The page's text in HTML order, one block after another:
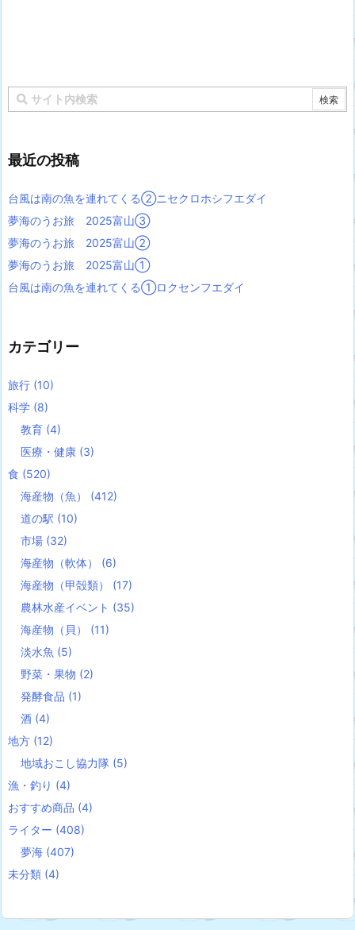
最近の投稿
台風は南の魚を連れてくる②ニセクロホシフエダイ
夢海のうお旅 2025富山③
夢海のうお旅 2025富山②
夢海のうお旅 2025富山①
台風は南の魚を連れてくる①ロクセンフエダイ
カテゴリー
旅行 (10)
科学 (8)
教育 (4)
医療・健康 (3)
食 (520)
海産物（魚） (412)
道の駅 (10)
市場 (32)
海産物（軟体） (6)
海産物（甲殻類） (17)
農林水産イベント (35)
海産物（貝） (11)
淡水魚 (5)
野菜・果物 (2)
発酵食品 (1)
酒 (4)
地方 (12)
地域おこし協力隊 (5)
漁・釣り (4)
おすすめ商品 (4)
ライター (408)
夢海 (407)
未分類 (4)